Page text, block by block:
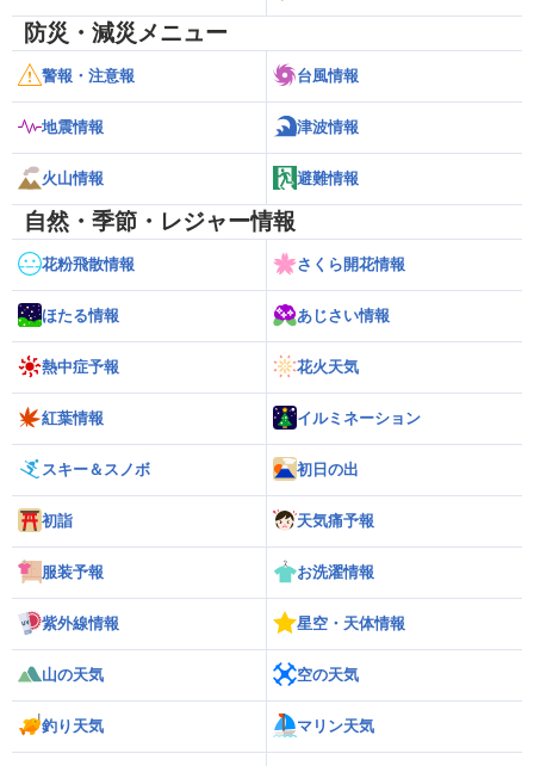
防災・減災メニュー
警報・注意報 台風情報
地震情報 津波情報
火山情報 避難情報
自然・季節・レジャー情報
花粉飛散情報 さくら開花情報
ほたる情報 あじさい情報
熱中症予報 花火天気
紅葉情報 イルミネーション
スキー＆スノボ 初日の出
初詣 天気痛予報
服装予報 お洗濯情報
紫外線情報 星空・天体情報
山の天気 空の天気
釣り天気 マリン天気